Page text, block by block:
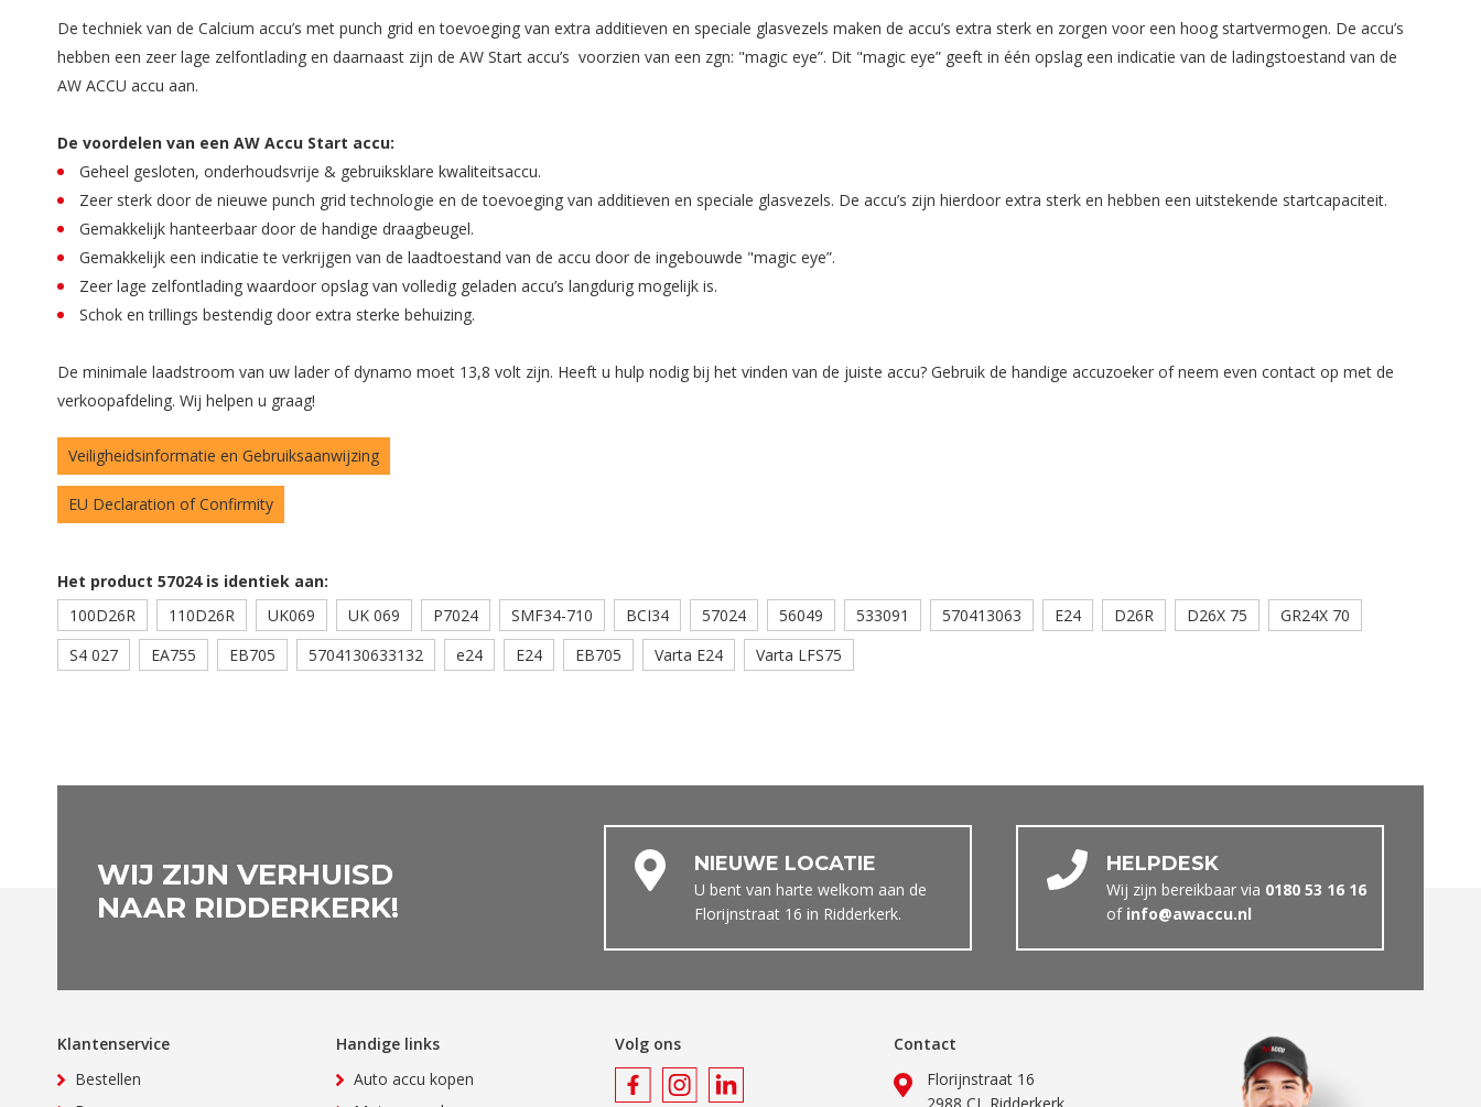
De techniek van de Calcium accu’s met punch grid en toevoeging van extra additieven en speciale glasvezels maken de accu’s extra sterk en zorgen voor een hoog startvermogen. De accu’s
hebben een zeer lage zelfontlading en daarnaast zijn de AW Start accu’s voorzien van een zgn: "magic eye”. Dit "magic eye” geeft in één opslag een indicatie van de ladingstoestand van de
AW ACCU accu aan.
De voordelen van een AW Accu Start accu:
Geheel gesloten, onderhoudsvrije & gebruiksklare kwaliteitsaccu.
Zeer sterk door de nieuwe punch grid technologie en de toevoeging van additieven en speciale glasvezels. De accu’s zijn hierdoor extra sterk en hebben een uitstekende startcapaciteit.
Gemakkelijk hanteerbaar door de handige draagbeugel.
Gemakkelijk een indicatie te verkrijgen van de laadtoestand van de accu door de ingebouwde "magic eye”.
Zeer lage zelfontlading waardoor opslag van volledig geladen accu’s langdurig mogelijk is.
Schok en trillings bestendig door extra sterke behuizing.
De minimale laadstroom van uw lader of dynamo moet 13,8 volt zijn. Heeft u hulp nodig bij het vinden van de juiste accu? Gebruik de handige accuzoeker of neem even contact op met de
verkoopafdeling. Wij helpen u graag!
Veiligheidsinformatie en Gebruiksaanwijzing
EU Declaration of Confirmity
Het product 57024 is identiek aan:
100D26R
110D26R UK069 UK 069 P7024 SMF34-710 BCI34 57024 56049 533091 570413063 E24 D26R D26X 75
GR24X 70
S4 027
EA755 EB705 5704130633132 e24 E24 EB705 Varta E24 Varta LFS75
WIJ ZIJN VERHUISD
NAAR RIDDERKERK!
HELPDESK
Wij zijn bereikbaar via 0180 53 16 16
of info@awaccu.nl
NIEUWE LOCATIE
U bent van harte welkom aan de
Florijnstraat 16 in Ridderkerk.
Klantenservice
Bestellen
Handige links
Auto accu kopen
Volg ons
Contact
Florijnstraat 16